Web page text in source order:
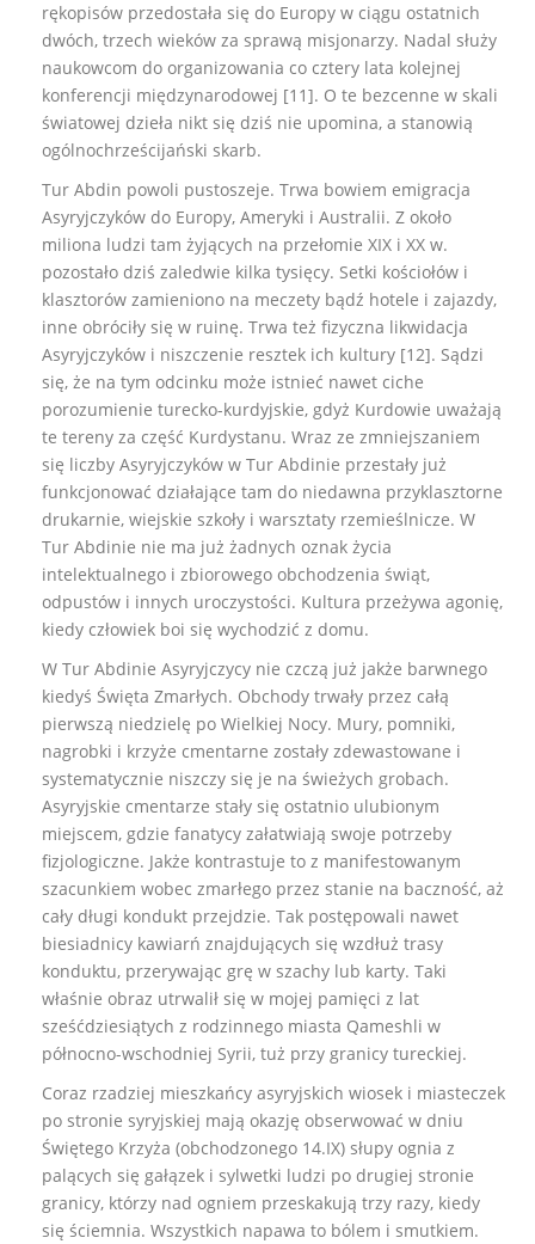
rękopisów przedostała się do Europy w ciągu ostatnich
dwóch, trzech wieków za sprawą misjonarzy. Nadal służy
naukowcom do organizowania co cztery lata kolejnej
konferencji międzynarodowej [11]. O te bezcenne w skali
światowej dzieła nikt się dziś nie upomina, a stanowią
ogólnochrześcijański skarb.
Tur Abdin powoli pustoszeje. Trwa bowiem emigracja
Asyryjczyków do Europy, Ameryki i Australii. Z około
miliona ludzi tam żyjących na przełomie XIX i XX w.
pozostało dziś zaledwie kilka tysięcy. Setki kościołów i
klasztorów zamieniono na meczety bądź hotele i zajazdy,
inne obróciły się w ruinę. Trwa też fizyczna likwidacja
Asyryjczyków i niszczenie resztek ich kultury [12]. Sądzi
się, że na tym odcinku może istnieć nawet ciche
porozumienie turecko-kurdyjskie, gdyż Kurdowie uważają
te tereny za część Kurdystanu. Wraz ze zmniejszaniem
się liczby Asyryjczyków w Tur Abdinie przestały już
funkcjonować działające tam do niedawna przyklasztorne
drukarnie, wiejskie szkoły i warsztaty rzemieślnicze. W
Tur Abdinie nie ma już żadnych oznak życia
intelektualnego i zbiorowego obchodzenia świąt,
odpustów i innych uroczystości. Kultura przeżywa agonię,
kiedy człowiek boi się wychodzić z domu.
W Tur Abdinie Asyryjczycy nie czczą już jakże barwnego
kiedyś Święta Zmarłych. Obchody trwały przez całą
pierwszą niedzielę po Wielkiej Nocy. Mury, pomniki,
nagrobki i krzyże cmentarne zostały zdewastowane i
systematycznie niszczy się je na świeżych grobach.
Asyryjskie cmentarze stały się ostatnio ulubionym
miejscem, gdzie fanatycy załatwiają swoje potrzeby
fizjologiczne. Jakże kontrastuje to z manifestowanym
szacunkiem wobec zmarłego przez stanie na baczność, aż
cały długi kondukt przejdzie. Tak postępowali nawet
biesiadnicy kawiarń znajdujących się wzdłuż trasy
konduktu, przerywając grę w szachy lub karty. Taki
właśnie obraz utrwalił się w mojej pamięci z lat
sześćdziesiątych z rodzinnego miasta Qameshli w
północno-wschodniej Syrii, tuż przy granicy tureckiej.
Coraz rzadziej mieszkańcy asyryjskich wiosek i miasteczek
po stronie syryjskiej mają okazję obserwować w dniu
Świętego Krzyża (obchodzonego 14.IX) słupy ognia z
palących się gałązek i sylwetki ludzi po drugiej stronie
granicy, którzy nad ogniem przeskakują trzy razy, kiedy
się ściemnia. Wszystkich napawa to bólem i smutkiem.